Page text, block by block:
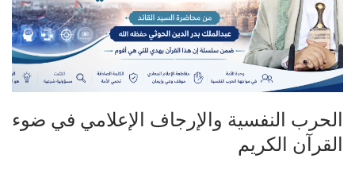
الحرب النفسية والإرجاف الإعلامي في ضوء
القرآن الكريم